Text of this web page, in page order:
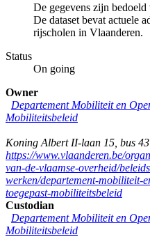
De gegevens zijn
De dataset bevat actuele
rijscholen in Vlaanderen.
Status
On going
Owner
Departement Mobiliteit en
Mobiliteitsbeleid
Koning Albert II-laan 15, bus
https://www.vlaanderen.be/
van-de-vlaamse-overheid/
werken/departement-mobiliteit-
toegepast-mobiliteitsbeleid
Custodian
Departement Mobiliteit en
Mobiliteitsbeleid